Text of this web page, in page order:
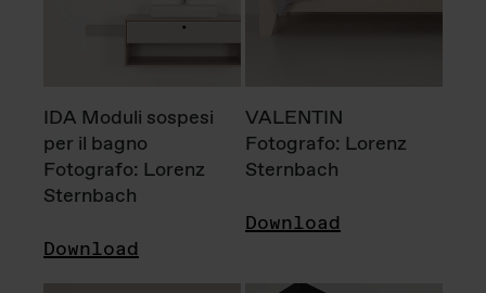
IDA Moduli sospesi
per il bagno
Fotografo: Lorenz
Sternbach
Download
VALENTIN
Fotografo: Lorenz
Sternbach
Download